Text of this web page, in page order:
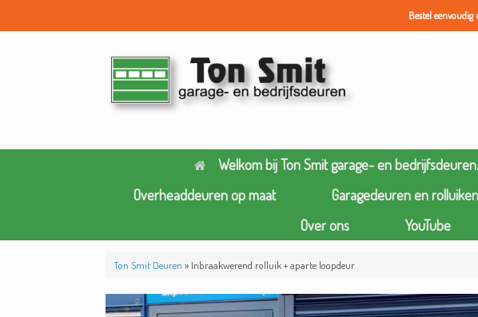
Bestel
Welkom bij Ton Smit garage- en bedrijfsdeuren.
Overheaddeuren op maat
Garagedeuren en
Over ons
YouTube
Ton Smit Deuren » Inbraakwerend rolluik + aparte loopdeur